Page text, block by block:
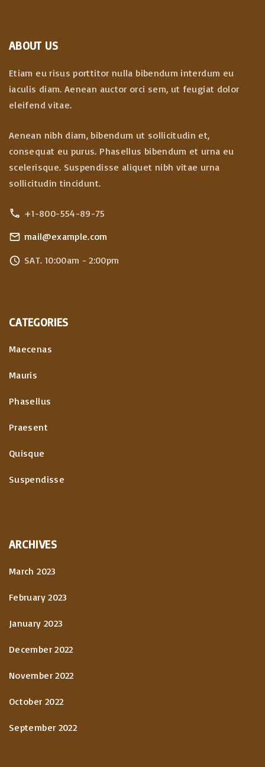
ABOUT US
Etiam eu risus porttitor nulla bibendum interdum eu
iaculis diam. Aenean auctor orci sem, ut feugiat dolor
eleifend vitae.
Aenean nibh diam, bibendum ut sollicitudin et,
consequat eu purus. Phasellus bibendum et urna eu
scelerisque. Suspendisse aliquet nibh vitae urna
sollicitudin tincidunt.
+1-800-554-89-75
mail@example.com
SAT. 10:00am - 2:00pm
CATEGORIES
Maecenas
Mauris
Phasellus
Praesent
Quisque
Suspendisse
ARCHIVES
March 2023
February 2023
January 2023
December 2022
November 2022
October 2022
September 2022